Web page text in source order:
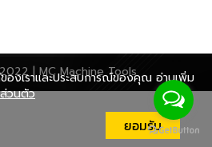
| MC Machine Tools
องเราและประสบการณ์ของคุณ อ่านเพิ่ม
วนตัว
ยอมรับ